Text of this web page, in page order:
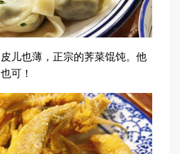
儿也薄，正宗的荠菜馄饨。他
可！